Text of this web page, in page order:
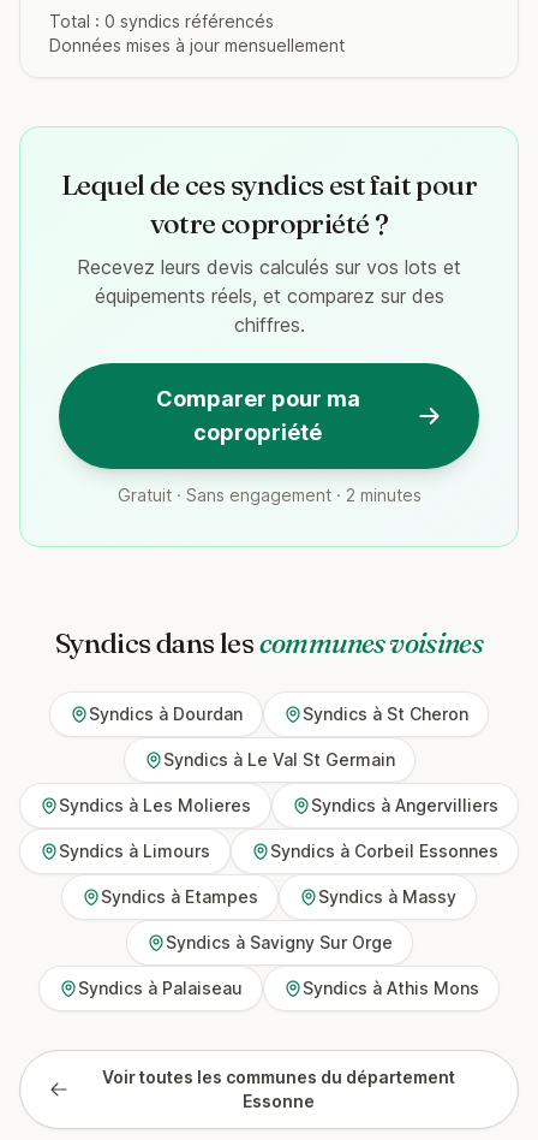
Total : 0 syndics référencés
Données mises à jour mensuellement
Lequel de ces syndics est fait pour
votre copropriété ?
Recevez leurs devis calculés sur vos lots et
équipements réels, et comparez sur des
chiffres.
Comparer pour ma
copropriété
Gratuit · Sans engagement · 2 minutes
Syndics dans lescommunes voisines
Syndics à Dourdan Syndics à St Cheron
Syndics à Le Val St Germain
Syndics à Les Molieres Syndics à Angervilliers
Syndics à Limours Syndics à Corbeil Essonnes
Syndics à Etampes Syndics à Massy
Syndics à Savigny Sur Orge
Syndics à Palaiseau Syndics à Athis Mons
Voir toutes les communes du département
Essonne